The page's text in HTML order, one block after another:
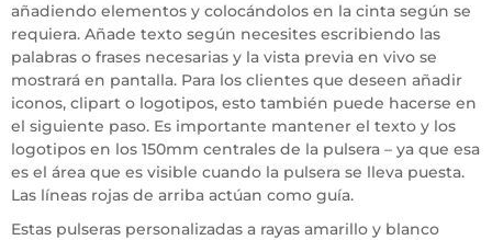
añadiendo elementos y colocándolos en la cinta según se
requiera. Añade texto según necesites escribiendo las
palabras o frases necesarias y la vista previa en vivo se
mostrará en pantalla. Para los clientes que deseen añadir
iconos, clipart o logotipos, esto también puede hacerse en
el siguiente paso. Es importante mantener el texto y los
logotipos en los 150mm centrales de la pulsera – ya que esa
es el área que es visible cuando la pulsera se lleva puesta.
Las líneas rojas de arriba actúan como guía.
Estas pulseras personalizadas a rayas amarillo y blanco